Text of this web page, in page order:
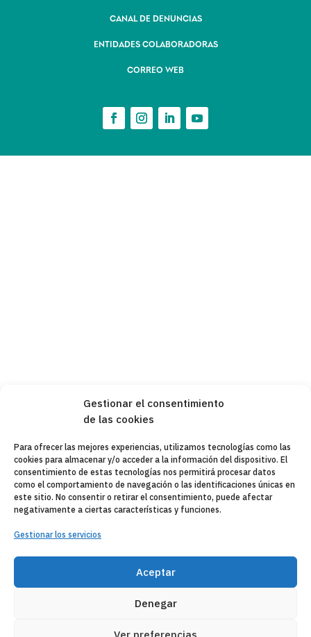
Gestionar el consentimiento
de las cookies
Para ofrecer las mejores experiencias, utilizamos tecnologías como las
cookies para almacenar y/o acceder a la información del dispositivo. El
consentimiento de estas tecnologías nos permitirá procesar datos
como el comportamiento de navegación o las identificaciones únicas en
este sitio. No consentir o retirar el consentimiento, puede afectar
negativamente a ciertas características y funciones.
Gestionar los servicios
Aceptar
Denegar
Ver preferencias
CANAL DE DENUNCIAS
ENTIDADES COLABORADORAS
CORREO WEB